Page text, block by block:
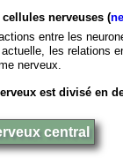
nerveuses (
entre les
actuelle, les relations
nerveux.
est divisé en
central